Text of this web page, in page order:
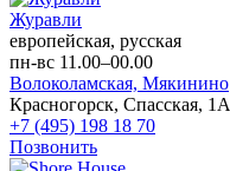
Журавли
европейская, русская
пн-вс 11.00–00.00
Волоколамская, Мякинино
Красногорск, Спасская, 1А
+7 (495) 198 18 70
Позвонить